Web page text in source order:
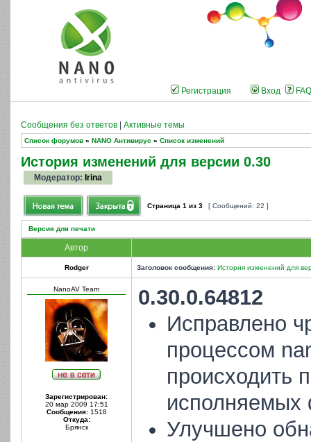
Регистрация Вход FAQ
Сообщения без ответов Активные темы
Список форумов » NANO Антивирус » Список изменений
История изменений для версии 0.30
Модератор: Irina
Страница 1 из 3 [ Сообщений: 22 ]
Версия для печати
Автор
Rodger Заголовок сообщения: История изменений для
NanoAV Team
Зарегистрирован:
20 мар 2009 17:51
Сообщения:1518
Откуда:
Брянск
0.30.0.64812
Исправлено
процессом
происходить
исполняемых
Улучшено